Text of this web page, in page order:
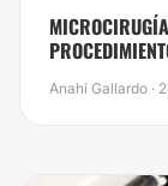
Anahí Gallardo ·